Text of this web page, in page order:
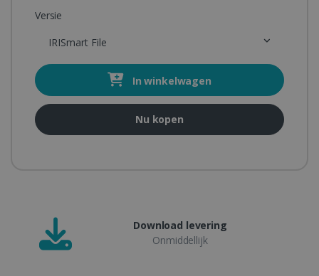
Versie
IRISmart File
In winkelwagen
Nu kopen
Download levering
Onmiddellijk